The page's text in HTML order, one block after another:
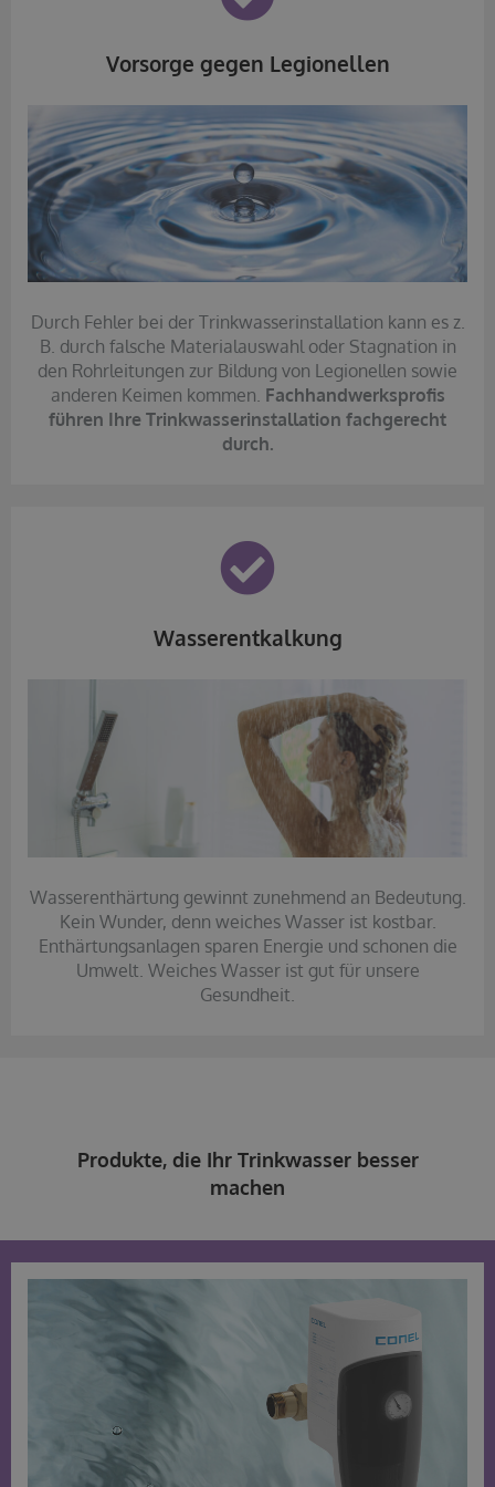
Vorsorge gegen Legionellen
Durch Fehler bei der Trinkwasserinstallation kann es z.
B. durch falsche Materialauswahl oder Stagnation in
den Rohrleitungen zur Bildung von Legionellen sowie
anderen Keimen kommen. Fachhandwerksprofis
führen Ihre Trinkwasserinstallation fachgerecht
durch.
Wasserentkalkung
Wasserenthärtung gewinnt zunehmend an Bedeutung.
Kein Wunder, denn weiches Wasser ist kostbar.
Enthärtungsanlagen sparen Energie und schonen die
Umwelt. Weiches Wasser ist gut für unsere
Gesundheit.
Produkte, die Ihr Trinkwasser besser
machen